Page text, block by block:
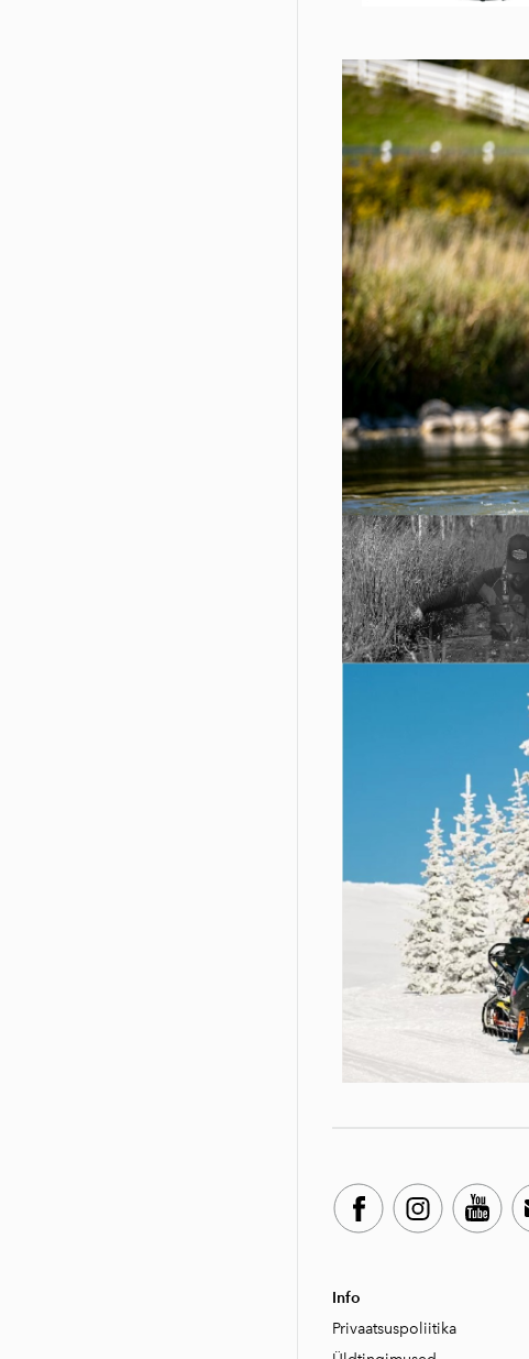
Info
Privaatsuspoliitika